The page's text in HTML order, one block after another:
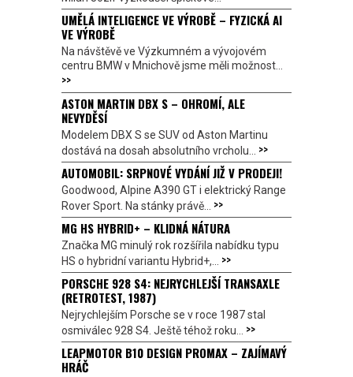
UMĚLÁ INTELIGENCE VE VÝROBĚ – FYZICKÁ AI
VE VÝROBĚ
Na návštěvě ve Výzkumném a vývojovém
centru BMW v Mnichově jsme měli možnost...
>>
ASTON MARTIN DBX S – OHROMÍ, ALE
NEVYDĚSÍ
Modelem DBX S se SUV od Aston Martinu
dostává na dosah absolutního vrcholu... >>
AUTOMOBIL: SRPNOVÉ VYDÁNÍ JIŽ V PRODEJI!
Goodwood, Alpine A390 GT i elektrický Range
Rover Sport. Na stánky právě... >>
MG HS HYBRID+ – KLIDNÁ NÁTURA
Značka MG minulý rok rozšířila nabídku typu
HS o hybridní variantu Hybrid+,... >>
PORSCHE 928 S4: NEJRYCHLEJŠÍ TRANSAXLE
(RETROTEST, 1987)
Nejrychlejším Porsche se v roce 1987 stal
osmiválec 928 S4. Ještě téhož roku... >>
LEAPMOTOR B10 DESIGN PROMAX – ZAJÍMAVÝ
HRÁČ